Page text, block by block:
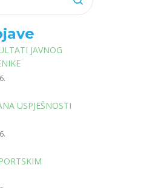
JAVNOG
USPJEŠNOSTI